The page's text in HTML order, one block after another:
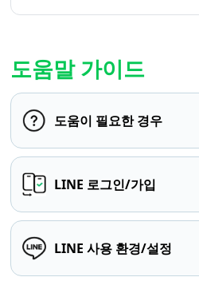
도움말 가이드
도움이 필요한 경우
LINE 로그인/가입
LINE 사용 환경/설정